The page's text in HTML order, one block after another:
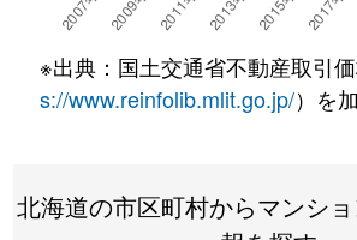
※出典：国土交通省不動産取引
s://www.reinfolib.mlit.go.jp/）を
北海道の市区町村からマンシ